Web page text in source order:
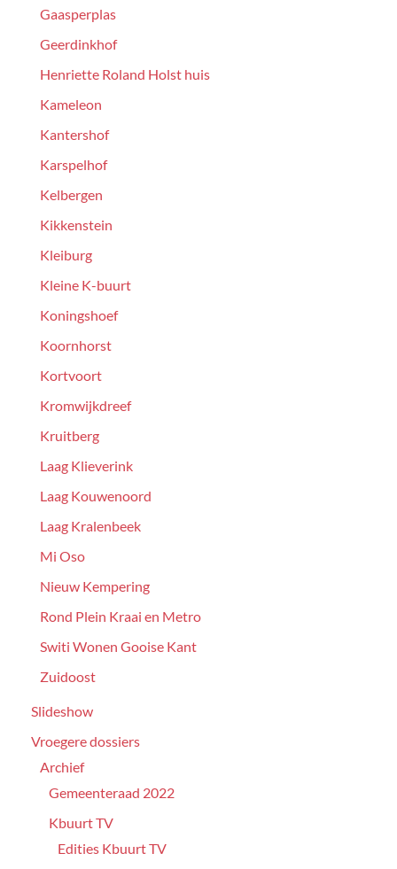
Gaasperplas
Geerdinkhof
Henriette Roland Holst huis
Kameleon
Kantershof
Karspelhof
Kelbergen
Kikkenstein
Kleiburg
Kleine K-buurt
Koningshoef
Koornhorst
Kortvoort
Kromwijkdreef
Kruitberg
Laag Klieverink
Laag Kouwenoord
Laag Kralenbeek
Mi Oso
Nieuw Kempering
Rond Plein Kraai en Metro
Switi Wonen Gooise Kant
Zuidoost
Slideshow
Vroegere dossiers
Archief
Gemeenteraad 2022
Kbuurt TV
Edities Kbuurt TV